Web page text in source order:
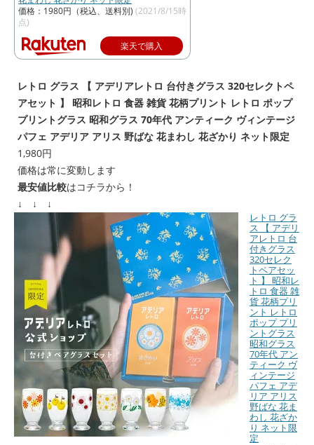
価格：1980円（税込、送料別) (2021/8/15時
点)
楽天で購入
レトロ グラス 【 アデリアレトロ 台付きグラス 320セレクトペ
アセット 】 昭和レトロ 食器 雑貨 花柄プリント レトロ ポップ
プリントグラス 昭和グラス 70年代 アンティーク ヴィンテージ
パフェ アデリア アリス 野ばな 花まわし 花ざかり ネット限定
1,980円
価格は常に変動します
最安値比較はコチラから！
↓ ↓ ↓
レトロ グラ
ス 【 アデリ
アレトロ 台
付きグラス
320セレク
トペアセッ
ト 】 昭和レ
トロ 食器 雑
貨 花柄プリ
ント レトロ
ポップ プリ
ントグラス
昭和グラス
70年代 アン
ティーク ヴ
ィンテージ
パフェ アデ
リア アリス
野ばな 花ま
わし 花ざか
り ネット限
定